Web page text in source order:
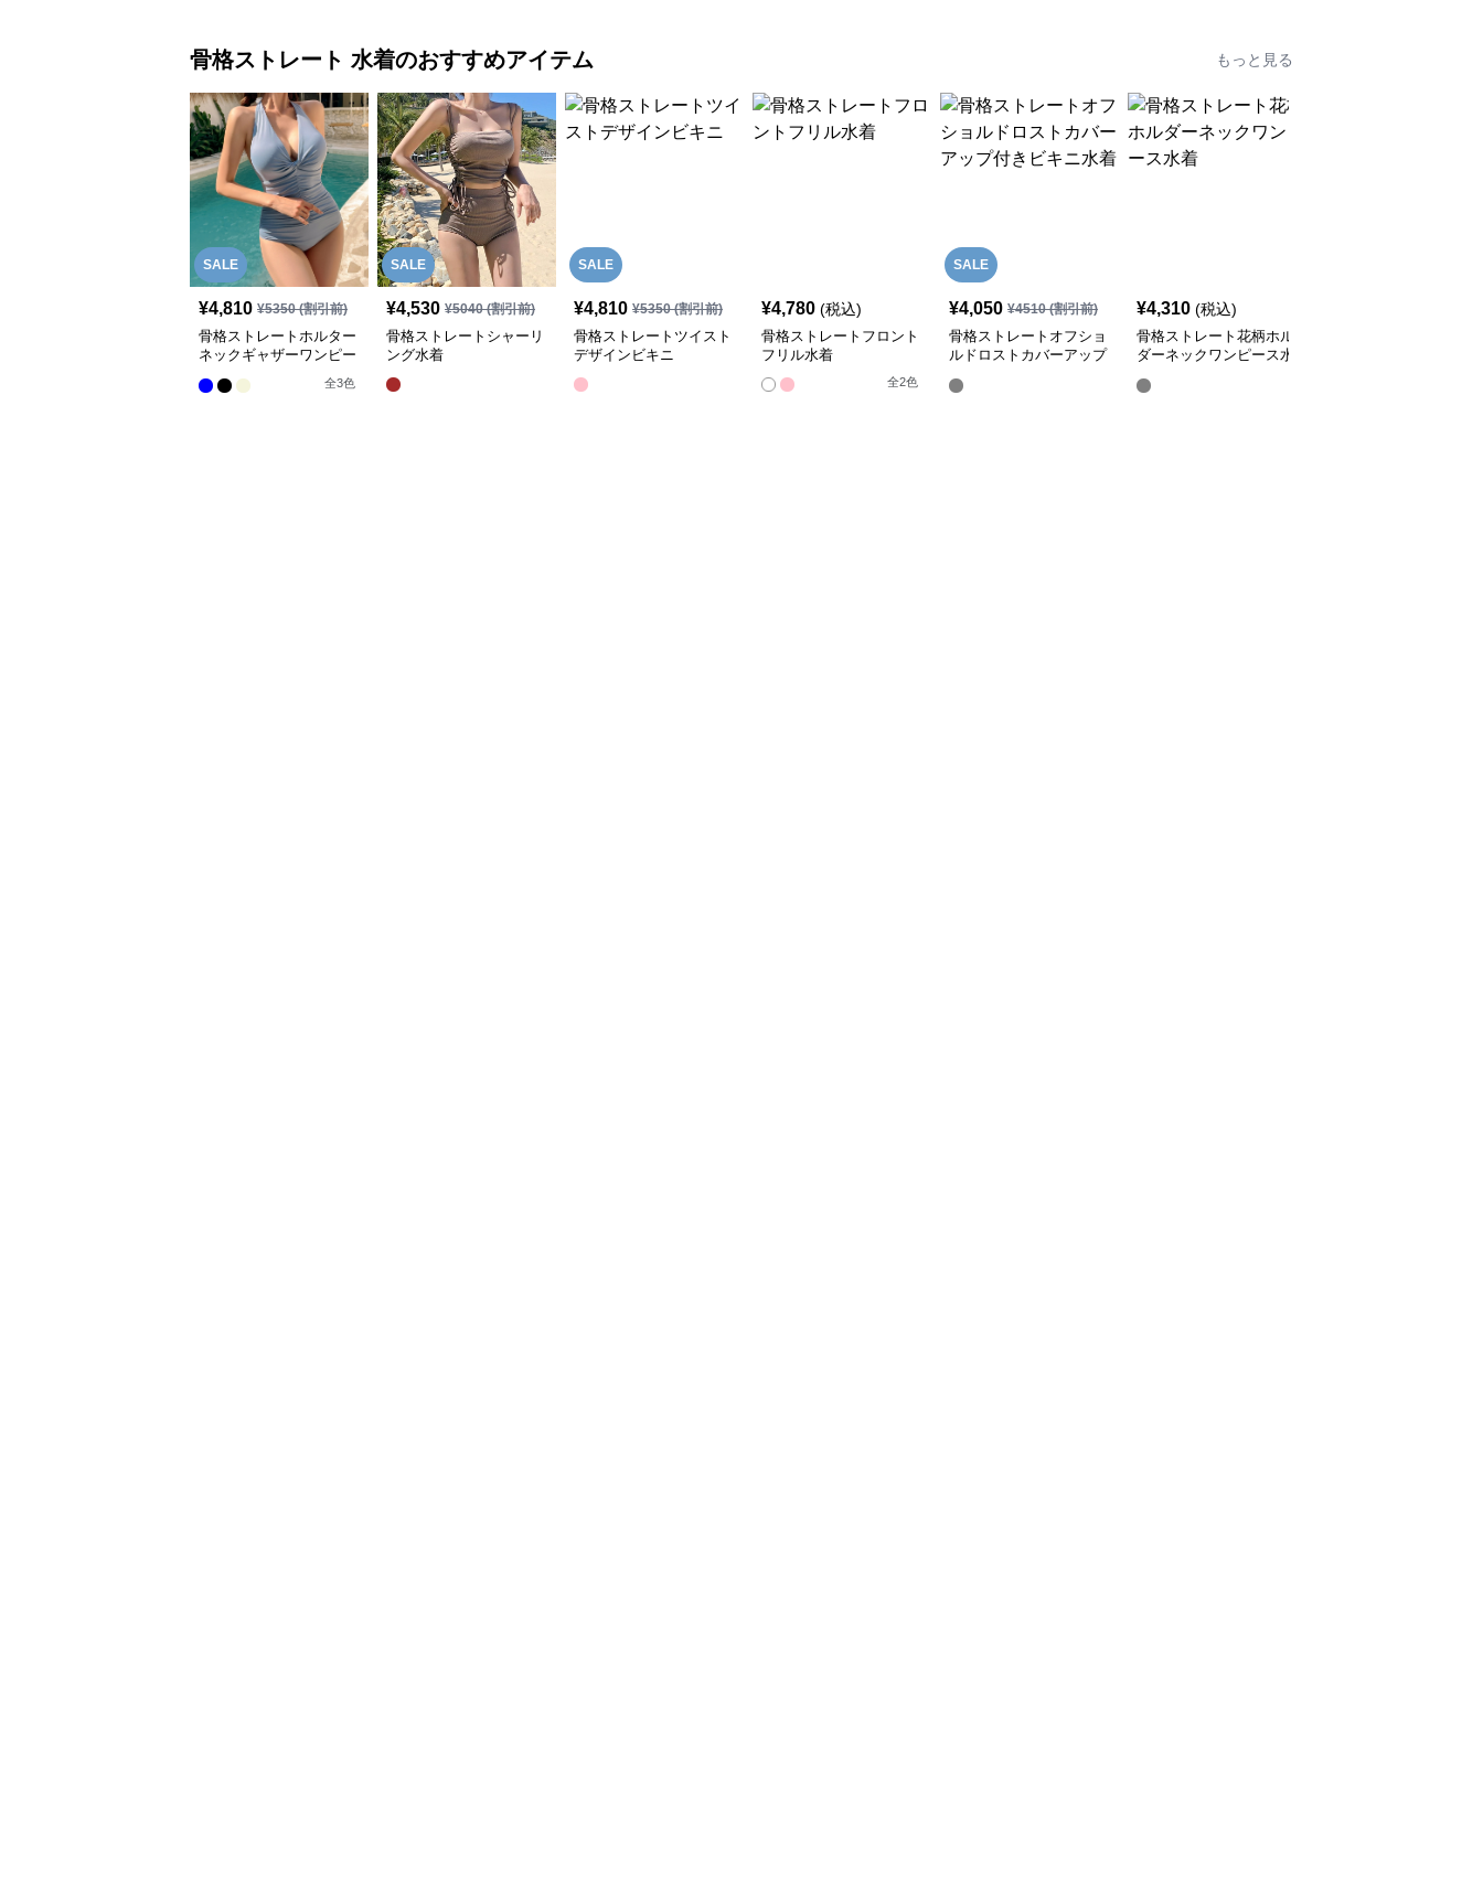
骨格ストレート 水着のおすすめアイテム もっと見る
SALE
¥4,810 ¥5350(割引前)
骨格ストレートホルター
ネックギャザーワンピー
全3色
SALE
¥4,530 ¥5040(割引前)
骨格ストレートシャーリ
ング水着
SALE
¥4,810 ¥5350(割引前)
骨格ストレートツイスト
デザインビキニ
¥4,780 (税込)
骨格ストレートフロント
フリル水着
全2色
SALE
¥4,050 ¥4510(割引前)
骨格ストレートオフショ
ルドロストカバーアップ
¥4,310 (税込)
骨格ストレート花柄ホル
ダーネックワンピース水